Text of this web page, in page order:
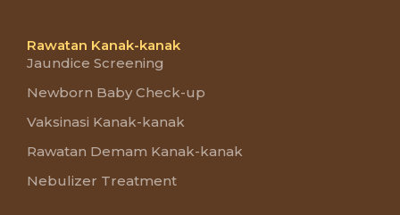
Rawatan Kanak-kanak
Jaundice Screening
Newborn Baby Check-up
Vaksinasi Kanak-kanak
Rawatan Demam Kanak-kanak
Nebulizer Treatment